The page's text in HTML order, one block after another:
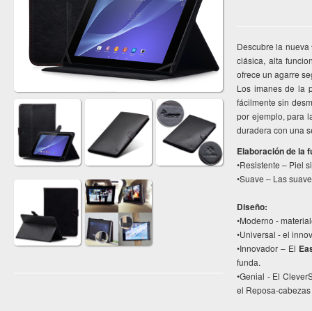
Descubre la nueva
clásica, alta
ofrece un agarre
Los imanes de la
fácilmente sin
por ejemplo, para
duradera con una
Elaboración de la
•Resistente – Piel
•Suave – Las
Diseño:
•Moderno -
•Universal - el
•Innovador – El
funda.
•Genial - El
el Reposa-